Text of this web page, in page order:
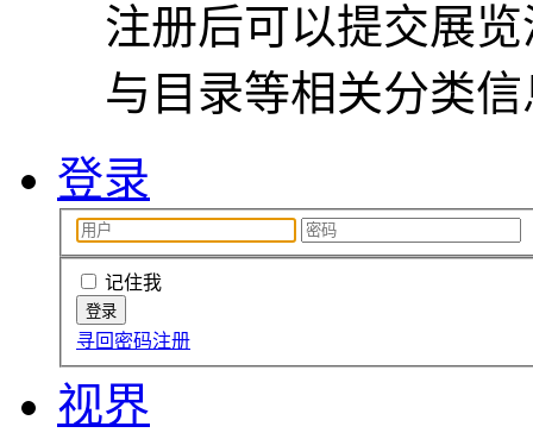
注册后可以提交展
与目录等相关分类
登录
记住我
寻回密码注册
视界